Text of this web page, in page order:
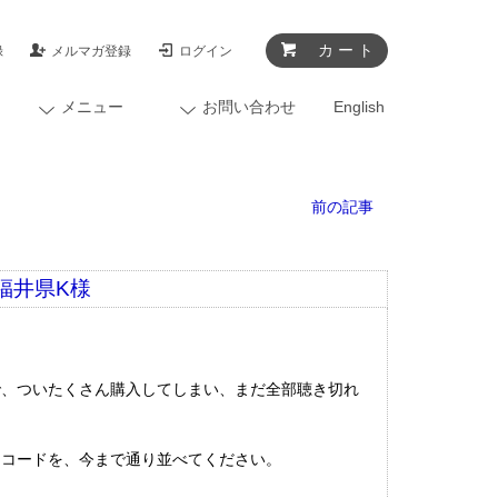
カ ー ト
メルマガ登録 ログイン
メニュー お問い合わせ English
前の記事
井県K様
ついたくさん購入してしまい、まだ全部聴き切れ
ードを、今まで通り並べてください。